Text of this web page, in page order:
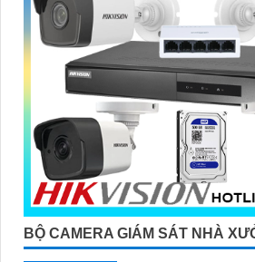
BỘ CAMERA GIÁM SÁT NHÀ